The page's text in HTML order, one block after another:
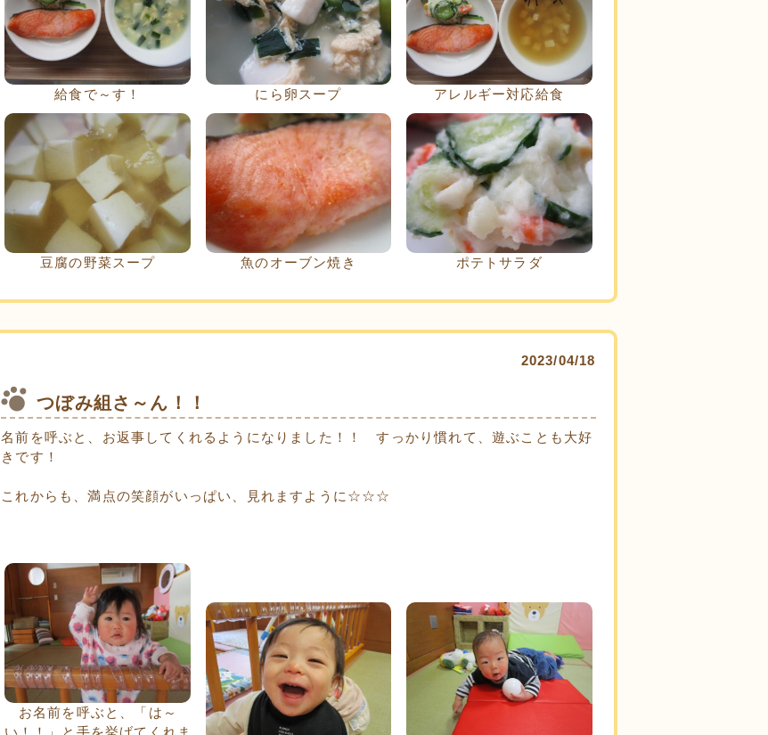
給食で～す！ にら卵スープ アレルギー対応給食
豆腐の野菜スープ 魚のオーブン焼き ポテトサラダ
2023/04/18
つぼみ組さ～ん！！
名前を呼ぶと、お返事してくれるようになりました！！ すっかり慣れて、遊ぶことも大好
きです！
これからも、満点の笑顔がいっぱい、見れますように☆☆☆
お名前を呼ぶと、「は～
い！！」と手を挙げてくれま